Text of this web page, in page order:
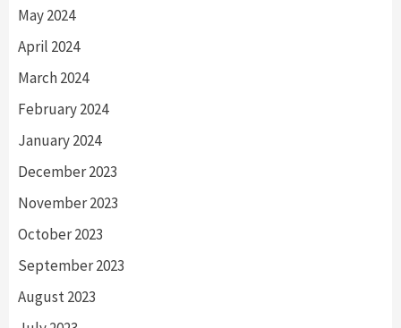
May 2024
April 2024
March 2024
February 2024
January 2024
December 2023
November 2023
October 2023
September 2023
August 2023